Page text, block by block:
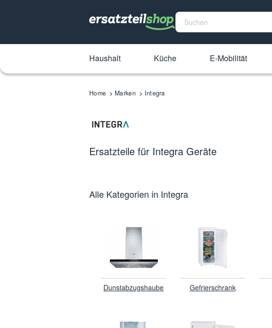
Haushalt Küche E-Mobilität
Home Marken Integra
Ersatzteile für Integra Geräte
Alle Kategorien in Integra
Dunstabzugshaube Gefrierschrank